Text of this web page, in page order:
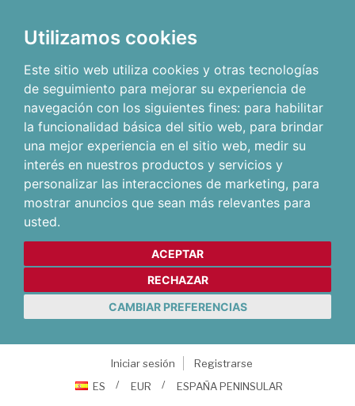
Utilizamos cookies
Este sitio web utiliza cookies y otras tecnologías
de seguimiento para mejorar su experiencia de
navegación con los siguientes fines: para habilitar
la funcionalidad básica del sitio web, para brindar
una mejor experiencia en el sitio web, medir su
interés en nuestros productos y servicios y
personalizar las interacciones de marketing, para
mostrar anuncios que sean más relevantes para
usted.
ACEPTAR
RECHAZAR
CAMBIAR PREFERENCIAS
Iniciar sesión
Registrarse
ES
EUR ESPAÑA PENINSULAR